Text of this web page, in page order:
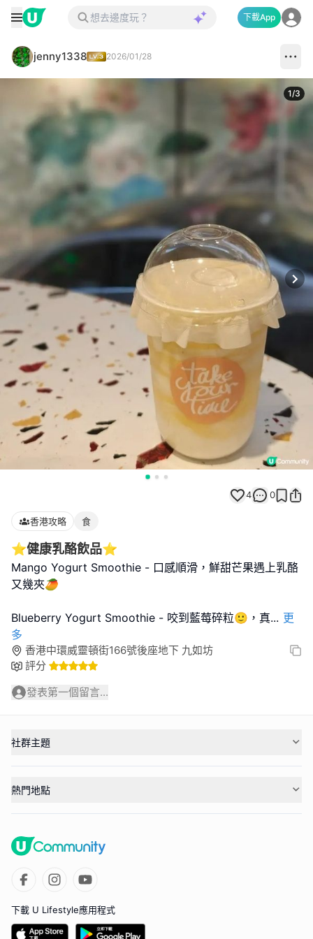
下載App
jenny1338 2026/01/28
1/3
4 0
香港攻略 食
⭐健康乳酪飲品⭐
Mango Yogurt Smoothie - 口感順滑，鮮甜芒果遇上乳酪
又幾夾🥭
Blueberry Yogurt Smoothie - 咬到藍莓碎粒🙂，真... 更
多
香港中環威靈頓街166號後座地下 九如坊
評分
發表第一個留言...
社群主題
熱門地點
下載 U Lifestyle應用程式